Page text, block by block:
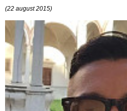
(22 august 2015)